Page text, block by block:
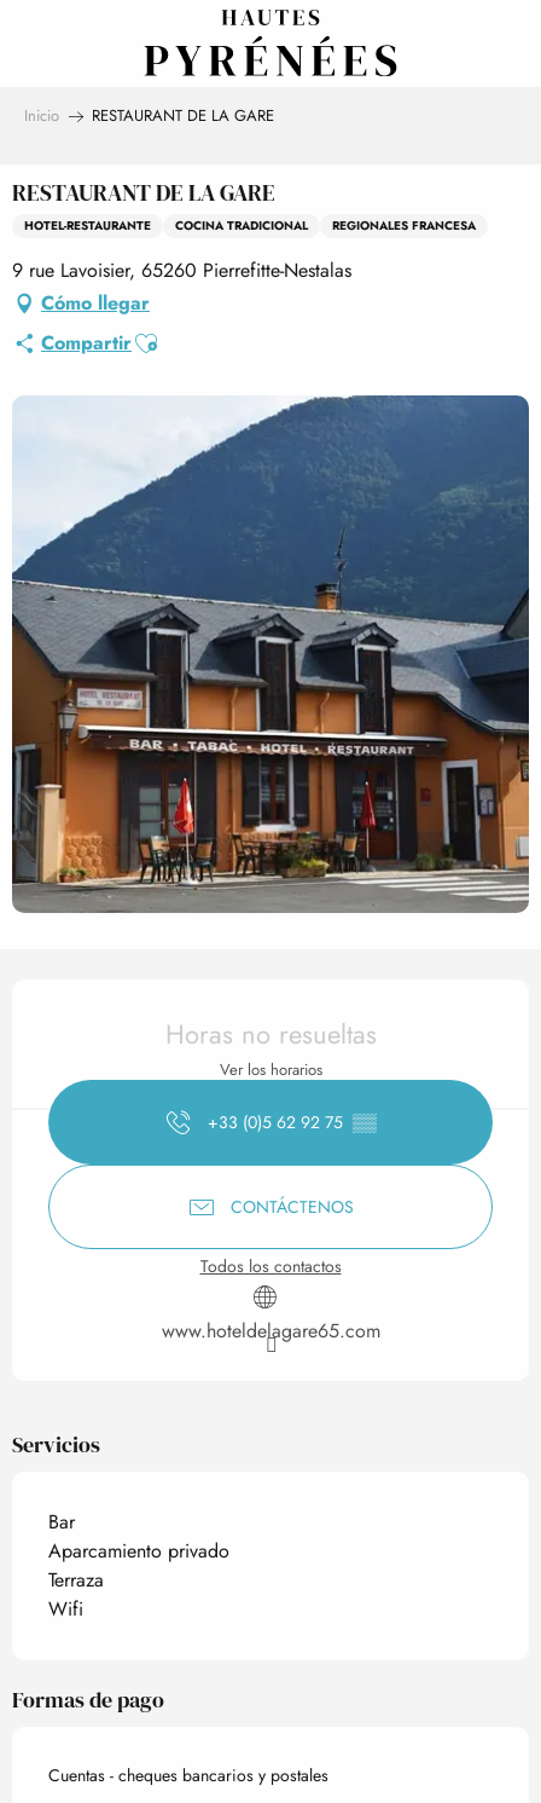
Inicio RESTAURANT DE LA GARE
RESTAURANT DE LA GARE
HOTEL-RESTAURANTE COCINA TRADICIONAL REGIONALES FRANCESA
9 rue Lavoisier, 65260 Pierrefitte-Nestalas
Cómo llegar
CompartirAjouter aux favoris
Horarios y datos de
Horas no resueltas
Ver los horarios
+33 (0)5 62 92 75 ▒▒
CONTÁCTENOS
Todos los contactos
www.hoteldelagare65.com
Servicios
Bar
Aparcamiento privado
Terraza
Wifi
Formas de pago
Cuentas - cheques bancarios y postales